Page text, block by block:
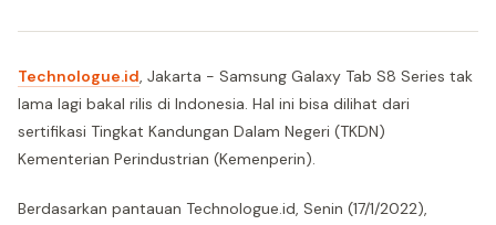
Technologue.id, Jakarta - Samsung Galaxy Tab S8 Series tak
lama lagi bakal rilis di Indonesia. Hal ini bisa dilihat dari
sertifikasi Tingkat Kandungan Dalam Negeri (TKDN)
Kementerian Perindustrian (Kemenperin).
Berdasarkan pantauan Technologue.id, Senin (17/1/2022),